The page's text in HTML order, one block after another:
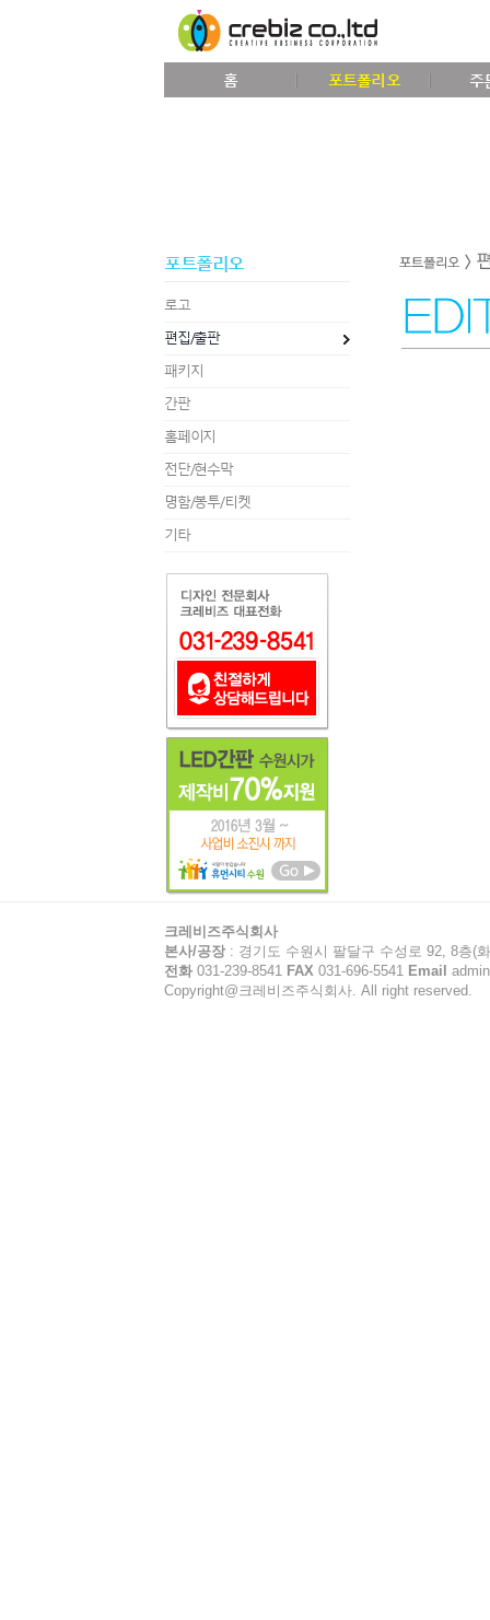
홈 포트폴리오 주
포트폴리오
로고
편집/출판
패키지
간판
홈페이지
전단/현수막
명함/봉투/티켓
기타
크레비즈주식회사
본사/공장 : 경기도 수원시 팔달구 수성로 92, 8층(
전화 031-239-8541 FAX 031-696-5541 Email
Copyright@크레비즈주식회사. All right reserved.